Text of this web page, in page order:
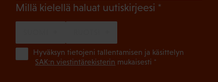
Millä kielellä haluat uutiskirjeesi (Pakollinen)
Hyväksyn tietojeni tallentamisen ja käsittelyn
SAK:n viestintärekisterin mukaisesti *